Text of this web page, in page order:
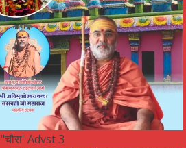
"चौरा' Advst 3